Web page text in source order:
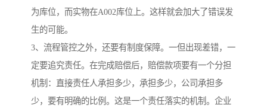
为库位，而实物在A002库位上。这样就会加大了错误发
生的可能。
3、流程管控之外，还要有制度保障。一但出现差错，一
定要追究责任。在完成赔偿后，赔偿款项要有一个分担
机制：直接责任人承担多少，承担多少，公司承担多
少，要有明确的比例。这是一个责任落实的机制。企业